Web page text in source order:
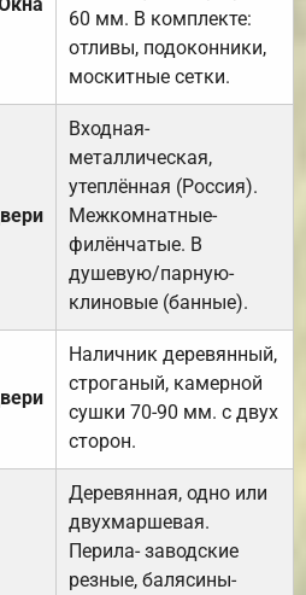
60 мм. В комплекте:
отливы, подоконники,
москитные сетки.
Входная-
металлическая,
утеплённая (Россия).
Межкомнатные-
филёнчатые. В
душевую/парную-
клиновые (банные).
Наличник деревянный,
строганый, камерной
сушки 70-90 мм. с двух
сторон.
Деревянная, одно или
двухмаршевая.
Перила- заводские
резные, балясины-